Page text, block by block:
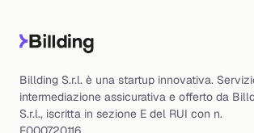
Billding S.r.l. è una startup innovativa.
intermediazione assicurativa e offerto da
S.r.l., iscritta in sezione E del RUI con n.